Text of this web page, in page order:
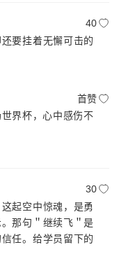
40
要挂着无懈可击的
首赞
界杯，心中感伤不
30
起空中惊魂，是勇
那句＂继续飞＂是
任。给学员留下的